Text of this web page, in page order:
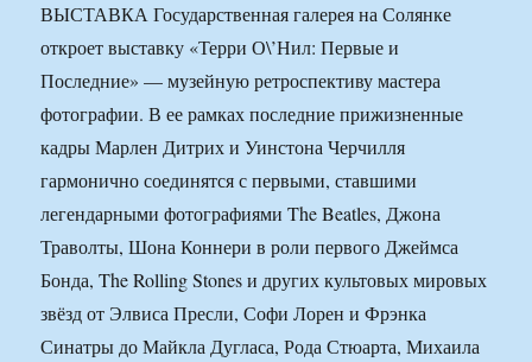
ВЫСТАВКА Государственная галерея на Солянке
откроет выставку «Терри О\’Нил: Первые и
Последние» — музейную ретроспективу мастера
фотографии. В ее рамках последние прижизненные
кадры Марлен Дитрих и Уинстона Черчилля
гармонично соединятся с первыми, ставшими
легендарными фотографиями The Beatles, Джона
Траволты, Шона Коннери в роли первого Джеймса
Бонда, The Rolling Stones и других культовых мировых
звёзд от Элвиса Пресли, Софи Лорен и Фрэнка
Синатры до Майкла Дугласа, Рода Стюарта, Михаила